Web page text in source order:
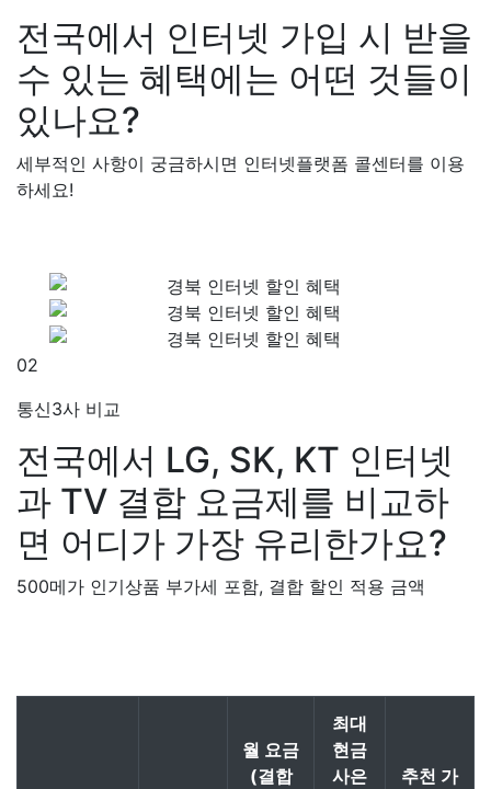
전국에서 인터넷 가입 시 받을
수 있는 혜택에는 어떤 것들이
있나요?
세부적인 사항이 궁금하시면 인터넷플랫폼 콜센터를 이용
하세요!
02
통신3사 비교
전국에서 LG, SK, KT 인터넷
과 TV 결합 요금제를 비교하
면 어디가 가장 유리한가요?
500메가 인기상품 부가세 포함, 결합 할인 적용 금액
월 요금
(결합
최대
현금
사은
추천 가